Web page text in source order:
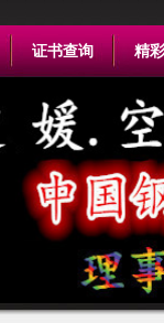
证书查询 精